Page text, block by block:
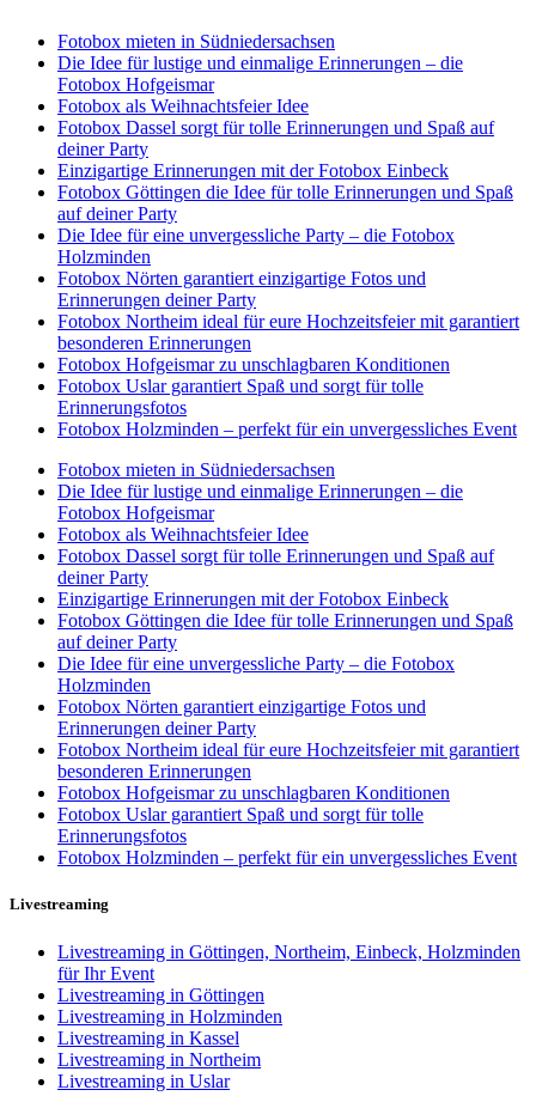
Fotobox mieten in Südniedersachsen
Die Idee für lustige und einmalige Erinnerungen – die
Fotobox Hofgeismar
Fotobox als Weihnachtsfeier Idee
Fotobox Dassel sorgt für tolle Erinnerungen und Spaß auf
deiner Party
Einzigartige Erinnerungen mit der Fotobox Einbeck
Fotobox Göttingen die Idee für tolle Erinnerungen und Spaß
auf deiner Party
Die Idee für eine unvergessliche Party – die Fotobox
Holzminden
Fotobox Nörten garantiert einzigartige Fotos und
Erinnerungen deiner Party
Fotobox Northeim ideal für eure Hochzeitsfeier mit garantiert
besonderen Erinnerungen
Fotobox Hofgeismar zu unschlagbaren Konditionen
Fotobox Uslar garantiert Spaß und sorgt für tolle
Erinnerungsfotos
Fotobox Holzminden – perfekt für ein unvergessliches Event
Fotobox mieten in Südniedersachsen
Die Idee für lustige und einmalige Erinnerungen – die
Fotobox Hofgeismar
Fotobox als Weihnachtsfeier Idee
Fotobox Dassel sorgt für tolle Erinnerungen und Spaß auf
deiner Party
Einzigartige Erinnerungen mit der Fotobox Einbeck
Fotobox Göttingen die Idee für tolle Erinnerungen und Spaß
auf deiner Party
Die Idee für eine unvergessliche Party – die Fotobox
Holzminden
Fotobox Nörten garantiert einzigartige Fotos und
Erinnerungen deiner Party
Fotobox Northeim ideal für eure Hochzeitsfeier mit garantiert
besonderen Erinnerungen
Fotobox Hofgeismar zu unschlagbaren Konditionen
Fotobox Uslar garantiert Spaß und sorgt für tolle
Erinnerungsfotos
Fotobox Holzminden – perfekt für ein unvergessliches Event
Livestreaming
Livestreaming in Göttingen, Northeim, Einbeck, Holzminden
für Ihr Event
Livestreaming in Göttingen
Livestreaming in Holzminden
Livestreaming in Kassel
Livestreaming in Northeim
Livestreaming in Uslar